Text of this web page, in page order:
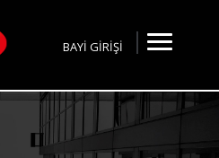
BAYİ GİRİŞİ